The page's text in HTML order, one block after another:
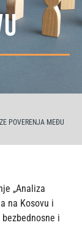
POVERENJA MEĐU
„Analiza
na Kosovu i
i